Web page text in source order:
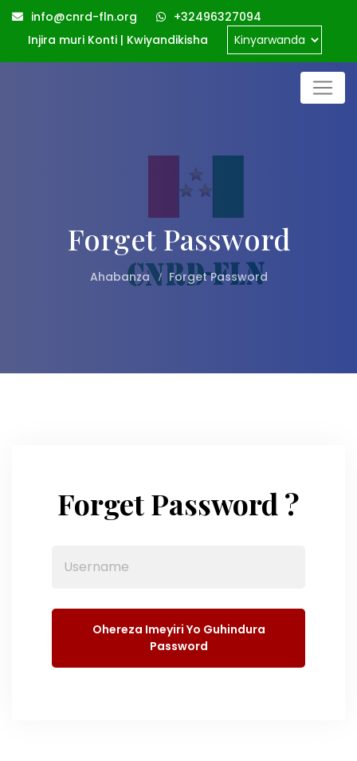
info@cnrd-fln.org
+32496327094
Injira muri Konti | Kwiyandikisha
Forget Password
Ahabanza Forget Password
Forget Password ?
Ohereza Imeyiri Yo Guhindura
Password